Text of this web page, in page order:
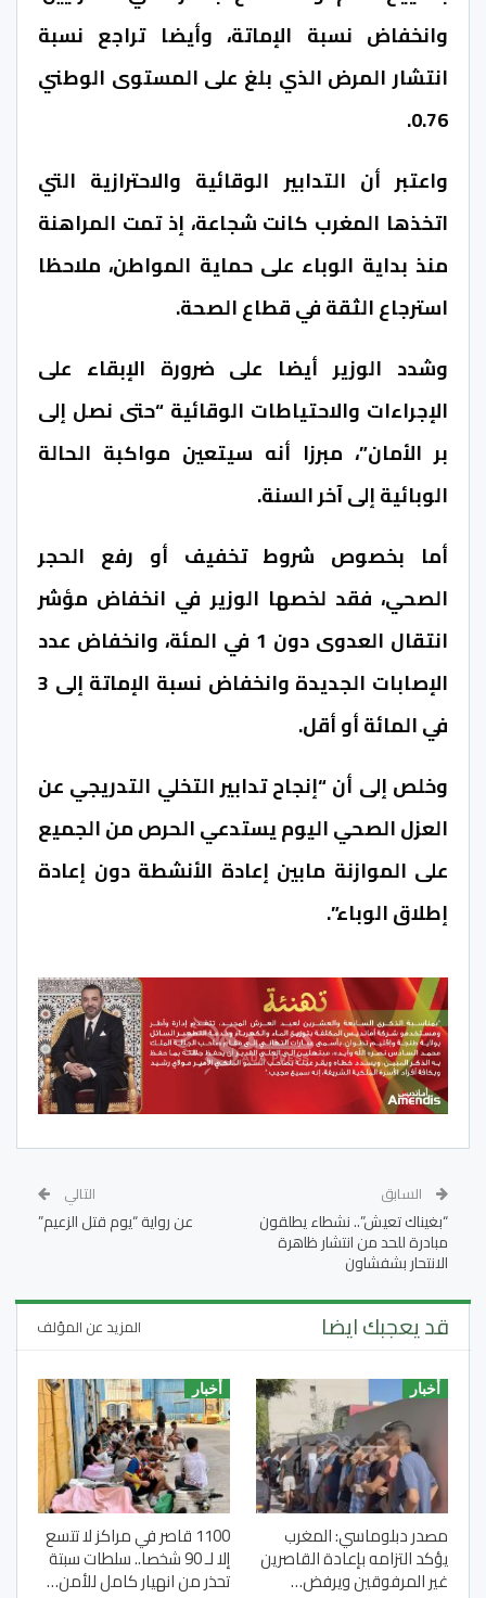
وانخفاض نسبة الإماتة، وأيضا تراجع نسبة
انتشار المرض الذي بلغ على المستوى الوطني
0.76.
واعتبر أن التدابير الوقائية والاحترازية التي
اتخذها المغرب كانت شجاعة، إذ تمت المراهنة
منذ بداية الوباء على حماية المواطن، ملاحظا
استرجاع الثقة في قطاع الصحة.
وشدد الوزير أيضا على ضرورة الإبقاء على
الإجراءات والاحتياطات الوقائية “حتى نصل إلى
بر الأمان”، مبرزا أنه سيتعين مواكبة الحالة
الوبائية إلى آخر السنة.
أما بخصوص شروط تخفيف أو رفع الحجر
الصحي، فقد لخصها الوزير في انخفاض مؤشر
انتقال العدوى دون 1 في المئة، وانخفاض عدد
الإصابات الجديدة وانخفاض نسبة الإماتة إلى 3
في المائة أو أقل.
وخلص إلى أن “إنجاح تدابير التخلي التدريجي عن
العزل الصحي اليوم يستدعي الحرص من الجميع
على الموازنة مابين إعادة الأنشطة دون إعادة
إطلاق الوباء”.
السابق
“بغيناك تعيش”.. نشطاء يطلقون
مبادرة للحد من انتشار ظاهرة
الانتحار بشفشاون
التالي
عن رواية “يوم قتل الزعيم”
قد يعجبك ايضا المزيد عن المؤلف
أخبار
مصدر دبلوماسي: المغرب
يؤكد التزامه بإعادة القاصرين
غير المرفوقين ويرفض…
أخبار
1100 قاصر في مراكز لا تتسع
إلا لـ 90 شخصا.. سلطات سبتة
تحذر من انهيار كامل للأمن…